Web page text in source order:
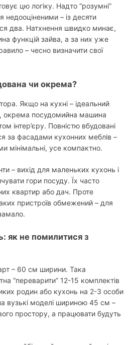
цю логіку. Надто “розумні”
недооціненими – із десяти
два. Натхнення швидко минає,
функцій зайва, а за них уже
– чесно визначити свої
чи окрема?
Якщо на кухні – ідеальний
окрема посудомийна машина
інтер’єру. Повністю вбудовані
за фасадами кухонних меблів –
мінімальні, усе компактно.
– вихід для маленьких кухонь і
гори посуду. Їх часто
квартир або дач. Проте
пристроїв обмежений – для
як не помилитися з
– 60 см ширини. Така
“переварити” 12-15 комплектів
родин або кухонь на 2-3 особи
вузькі моделі шириною 45 см –
простору, а працювати будуть